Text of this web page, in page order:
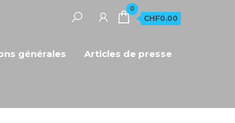
0
CHF0.00
générales Articles de presse